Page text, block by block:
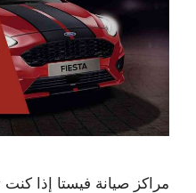
مراكز صيانة فيستا إذا